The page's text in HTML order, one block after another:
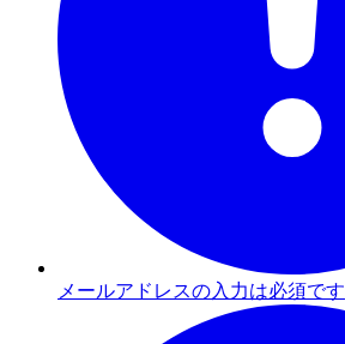
メールアドレスの入力は必須です